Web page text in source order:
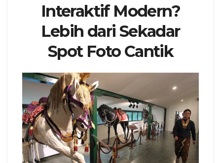
Interaktif Modern?
Lebih dari Sekadar
Spot Foto Cantik